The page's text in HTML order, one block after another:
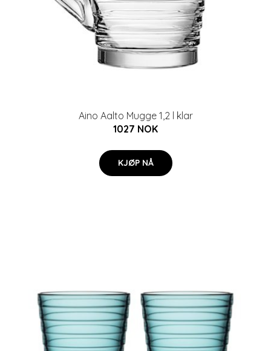
Aino Aalto Mugge 1,2 l klar
1027 NOK
KJØP NÅ